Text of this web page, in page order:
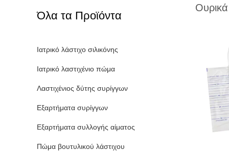
Όλα τα Προϊόντα
Ιατρικό λάστιχο σιλικόνης
Ιατρικό λαστιχένιο πώμα
Λαστιχένιος δύτης συρίγγων
Εξαρτήματα συρίγγων
Εξαρτήματα συλλογής αίματος
Πώμα βουτυλικού λάστιχου